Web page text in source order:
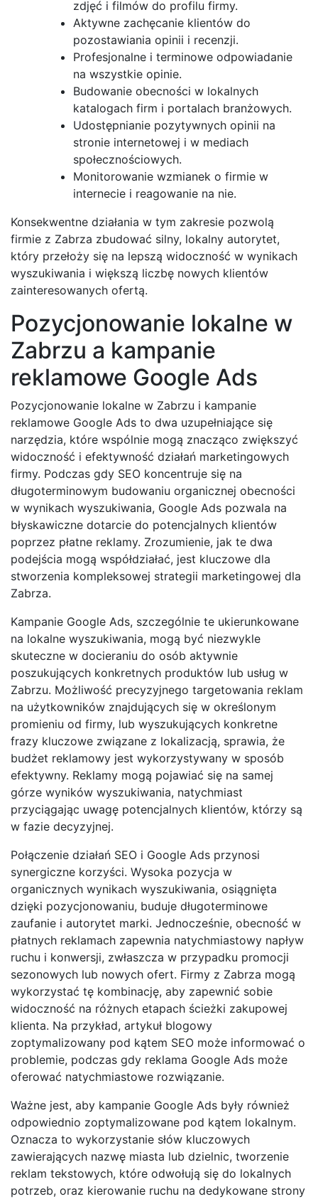
zdjęć i filmów do profilu firmy.
Aktywne zachęcanie klientów do
pozostawiania opinii i recenzji.
Profesjonalne i terminowe odpowiadanie
na wszystkie opinie.
Budowanie obecności w lokalnych
katalogach firm i portalach branżowych.
Udostępnianie pozytywnych opinii na
stronie internetowej i w mediach
społecznościowych.
Monitorowanie wzmianek o firmie w
internecie i reagowanie na nie.
Konsekwentne działania w tym zakresie pozwolą
firmie z Zabrza zbudować silny, lokalny autorytet,
który przełoży się na lepszą widoczność w wynikach
wyszukiwania i większą liczbę nowych klientów
zainteresowanych ofertą.
Pozycjonowanie lokalne w
Zabrzu a kampanie
reklamowe Google Ads
Pozycjonowanie lokalne w Zabrzu i kampanie
reklamowe Google Ads to dwa uzupełniające się
narzędzia, które wspólnie mogą znacząco zwiększyć
widoczność i efektywność działań marketingowych
firmy. Podczas gdy SEO koncentruje się na
długoterminowym budowaniu organicznej obecności
w wynikach wyszukiwania, Google Ads pozwala na
błyskawiczne dotarcie do potencjalnych klientów
poprzez płatne reklamy. Zrozumienie, jak te dwa
podejścia mogą współdziałać, jest kluczowe dla
stworzenia kompleksowej strategii marketingowej dla
Zabrza.
Kampanie Google Ads, szczególnie te ukierunkowane
na lokalne wyszukiwania, mogą być niezwykle
skuteczne w docieraniu do osób aktywnie
poszukujących konkretnych produktów lub usług w
Zabrzu. Możliwość precyzyjnego targetowania reklam
na użytkowników znajdujących się w określonym
promieniu od firmy, lub wyszukujących konkretne
frazy kluczowe związane z lokalizacją, sprawia, że
budżet reklamowy jest wykorzystywany w sposób
efektywny. Reklamy mogą pojawiać się na samej
górze wyników wyszukiwania, natychmiast
przyciągając uwagę potencjalnych klientów, którzy są
w fazie decyzyjnej.
Połączenie działań SEO i Google Ads przynosi
synergiczne korzyści. Wysoka pozycja w
organicznych wynikach wyszukiwania, osiągnięta
dzięki pozycjonowaniu, buduje długoterminowe
zaufanie i autorytet marki. Jednocześnie, obecność w
płatnych reklamach zapewnia natychmiastowy napływ
ruchu i konwersji, zwłaszcza w przypadku promocji
sezonowych lub nowych ofert. Firmy z Zabrza mogą
wykorzystać tę kombinację, aby zapewnić sobie
widoczność na różnych etapach ścieżki zakupowej
klienta. Na przykład, artykuł blogowy
zoptymalizowany pod kątem SEO może informować o
problemie, podczas gdy reklama Google Ads może
oferować natychmiastowe rozwiązanie.
Ważne jest, aby kampanie Google Ads były również
odpowiednio zoptymalizowane pod kątem lokalnym.
Oznacza to wykorzystanie słów kluczowych
zawierających nazwę miasta lub dzielnic, tworzenie
reklam tekstowych, które odwołują się do lokalnych
potrzeb, oraz kierowanie ruchu na dedykowane strony